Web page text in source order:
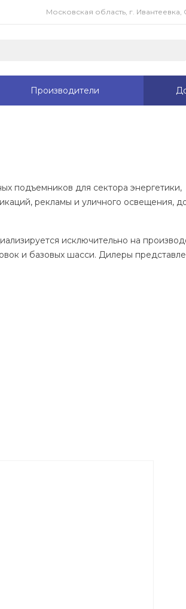
Московская область, г. Ивантеевка,
Производители
подъемников для сектора энергетики,
рекламы и уличного освещения,
исключительно на
и базовых шасси. Дилеры